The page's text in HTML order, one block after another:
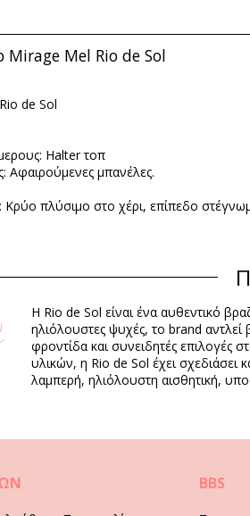
Mirage Mel Rio de Sol
de Sol
Halter τοπ
Αφαιρούμενες μπανέλες.
Κρύο πλύσιμο στο χέρι, επίπεδο
Nylon (AMNI SOUL ECO),
Nylon (AMNI SOUL ECO),
50+
M (7899810380050), L
/ 1.94oz
ακριβής και μπορεί να ποικίλει
Η Rio de Sol είναι ένα αυθεντικό
ηλιόλουστες ψυχές, το brand αντλεί
φροντίδα και συνειδητές επιλογές
υλικών, η Rio de Sol έχει σχεδιάσει
λαμπερή, ηλιόλουστη αισθητική,
BBS